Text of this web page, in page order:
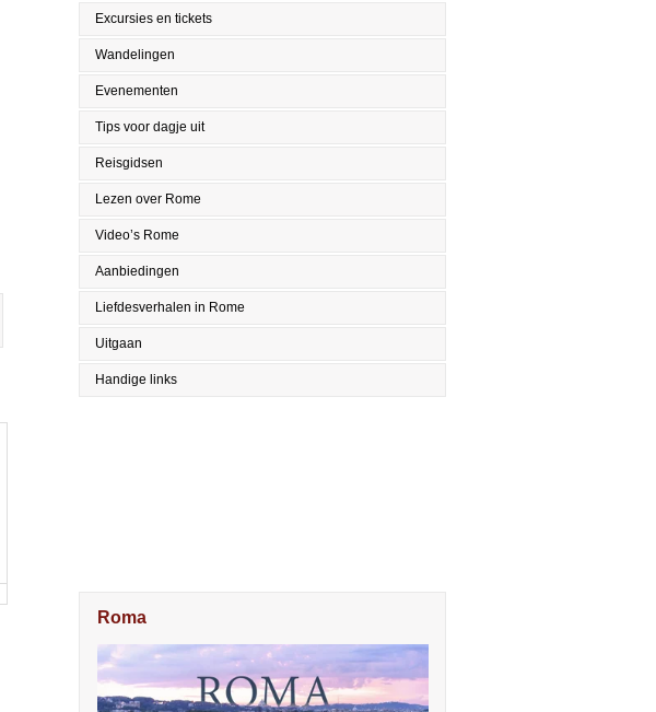
Excursies en tickets
Wandelingen
Evenementen
Tips voor dagje uit
Reisgidsen
Lezen over Rome
Video’s Rome
Aanbiedingen
Liefdesverhalen in Rome
Uitgaan
Handige links
Roma